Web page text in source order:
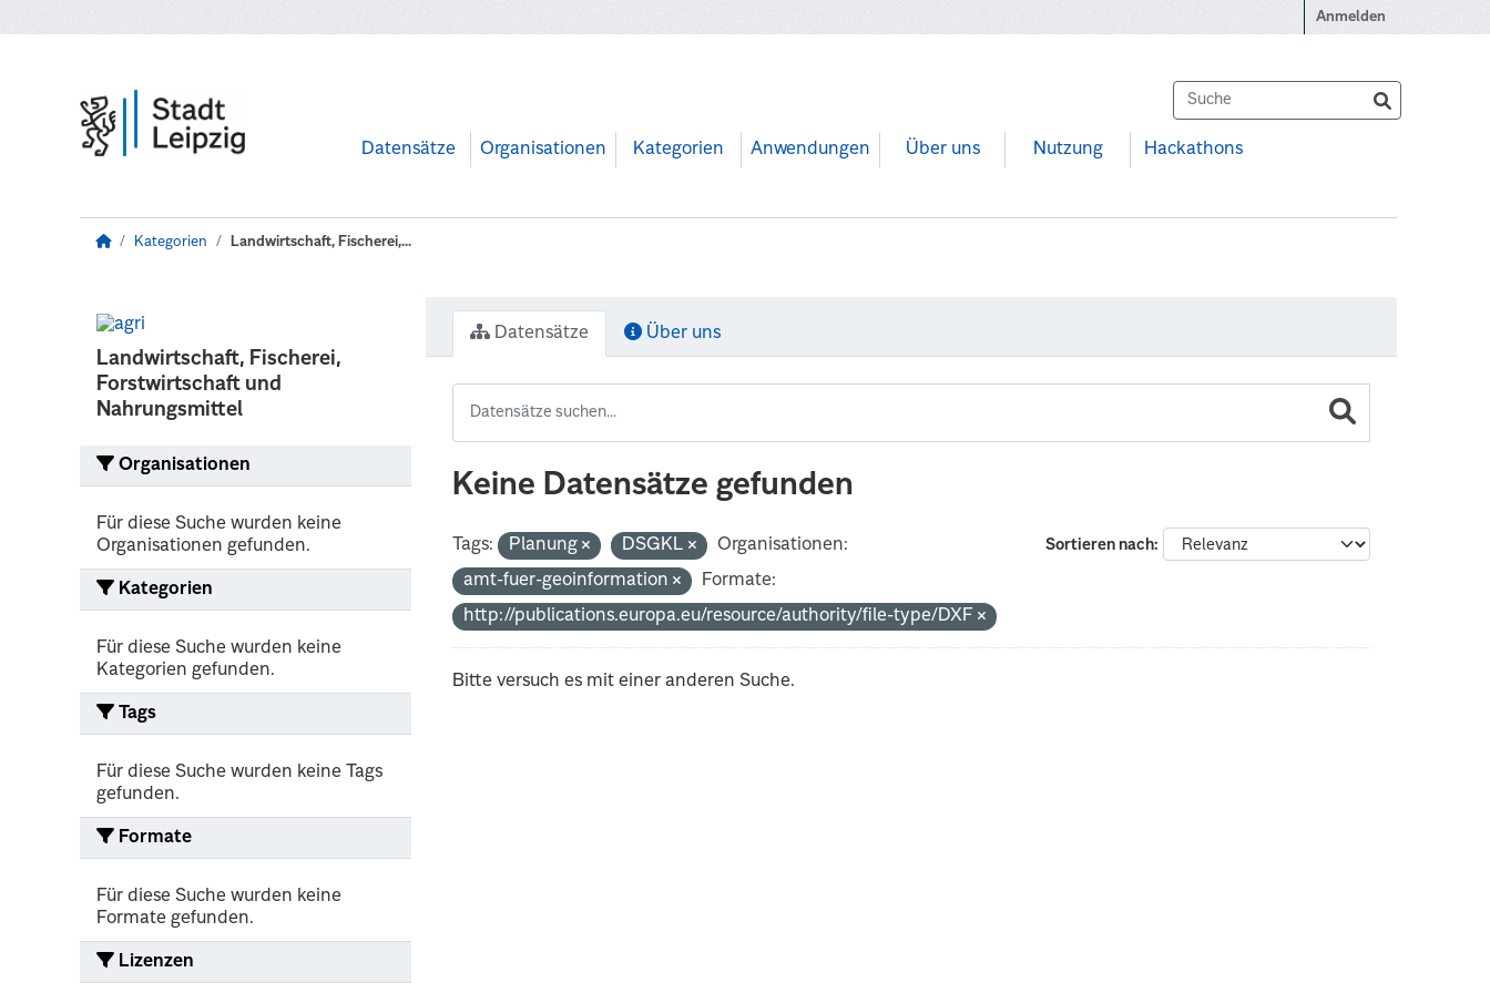
Anmelden
Datensätze Organisationen Kategorien Anwendungen Über uns Nutzung Hackathons
Kategorien Landwirtschaft, Fischerei,...
Landwirtschaft, Fischerei,
Forstwirtschaft und
Nahrungsmittel
Organisationen
Für diese Suche wurden keine
Organisationen gefunden.
Kategorien
Für diese Suche wurden keine
Kategorien gefunden.
Tags
Für diese Suche wurden keine Tags
gefunden.
Formate
Für diese Suche wurden keine
Formate gefunden.
Lizenzen
Datensätze Über uns
Keine Datensätze gefunden
Sortieren nach
Tags: Planung DSGKL
Organisationen:
amt-fuer-geoinformation
Formate:
http://publications.europa.eu/resource/authority/file-type/DXF
Bitte versuch es mit einer anderen Suche.